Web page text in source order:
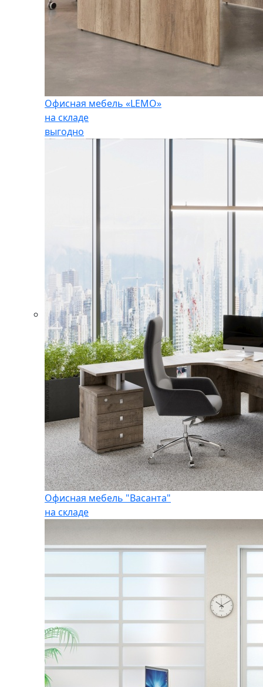
Офисная мебель «LEMO»
на складе
выгодно
Офисная мебель "Васанта"
на складе